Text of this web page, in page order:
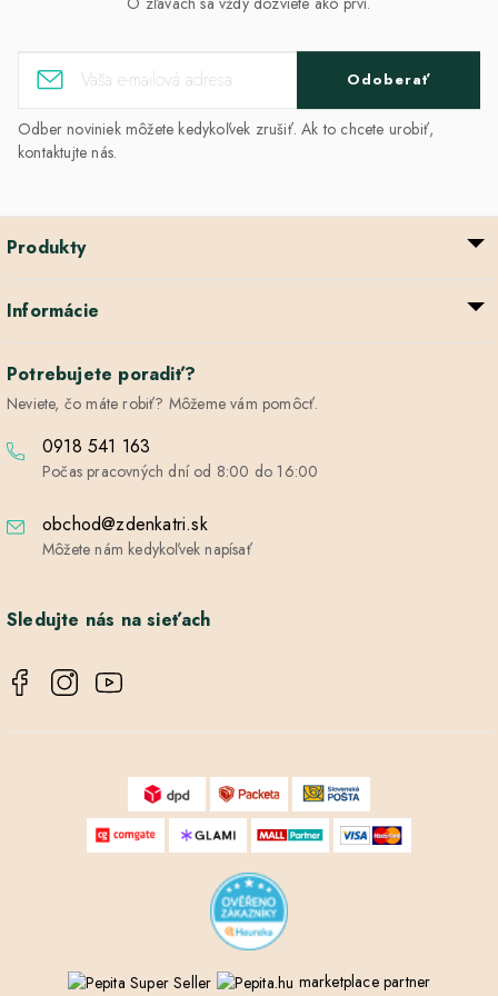
Odoberať
Odber noviniek môžete kedykoľvek zrušiť. Ak to chcete urobiť,
kontaktujte nás.
Produkty
Informácie
Potrebujete poradiť?
Neviete, čo máte robiť? Môžeme vám pomôcť.
0918 541 163
Počas pracovných dní od 8:00 do 16:00
obchod@zdenkatri.sk
Môžete nám kedykoľvek napísať
Sledujte nás na sieťach
marketplace partner